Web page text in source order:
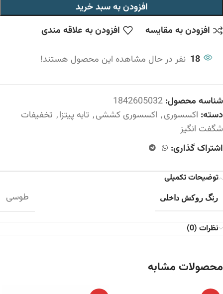
افزودن به سبد خرید
افزودن به مقایسه
افزودن به علاقه مندی
18 نفر در حال مشاهده این محصول هستند!
شناسه محصول: 1842605032
دسته: اکسسوری, اکسسوری کششی, تابه پیتزا, تخفیفات
شگفت انگیز
اشتراک گذاری:
توضیحات تکمیلی
رنگ روکش داخلی طوسی
نظرات (0)
محصولات مشابه